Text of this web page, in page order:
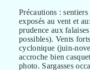
Précautions : sentiers
exposés au vent et
prudence aux
possibles). Vents
cyclonique (juin-
accroche bien
photo. Sargasses